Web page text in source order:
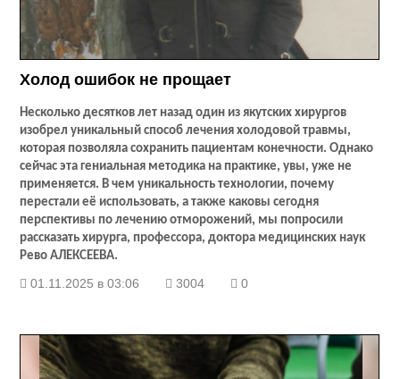
Холод ошибок не прощает
Несколько десятков лет назад один из якутских хирургов
изобрел уникальный способ лечения холодовой травмы,
которая позволяла сохранить пациентам конечности. Однако
сейчас эта гениальная методика на практике, увы, уже не
применяется. В чем уникальность технологии, почему
перестали её использовать, а также каковы сегодня
перспективы по лечению отморожений, мы попросили
рассказать хирурга, профессора, доктора медицинских наук
Рево АЛЕКСЕЕВА.
01.11.2025 в 03:06 3004 0